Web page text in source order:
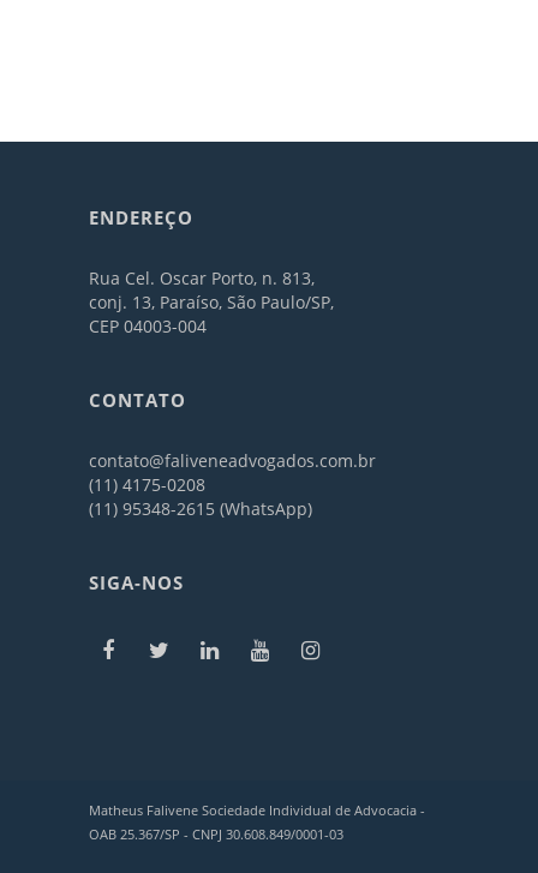
ENDEREÇO
Rua Cel. Oscar Porto, n. 813,
conj. 13, Paraíso, São Paulo/SP,
CEP 04003-004
CONTATO
contato@faliveneadvogados.com.br
(11) 4175-0208
(11) 95348-2615 (WhatsApp)
SIGA-NOS
Matheus Falivene Sociedade Individual de Advocacia -
OAB 25.367/SP - CNPJ 30.608.849/0001-03